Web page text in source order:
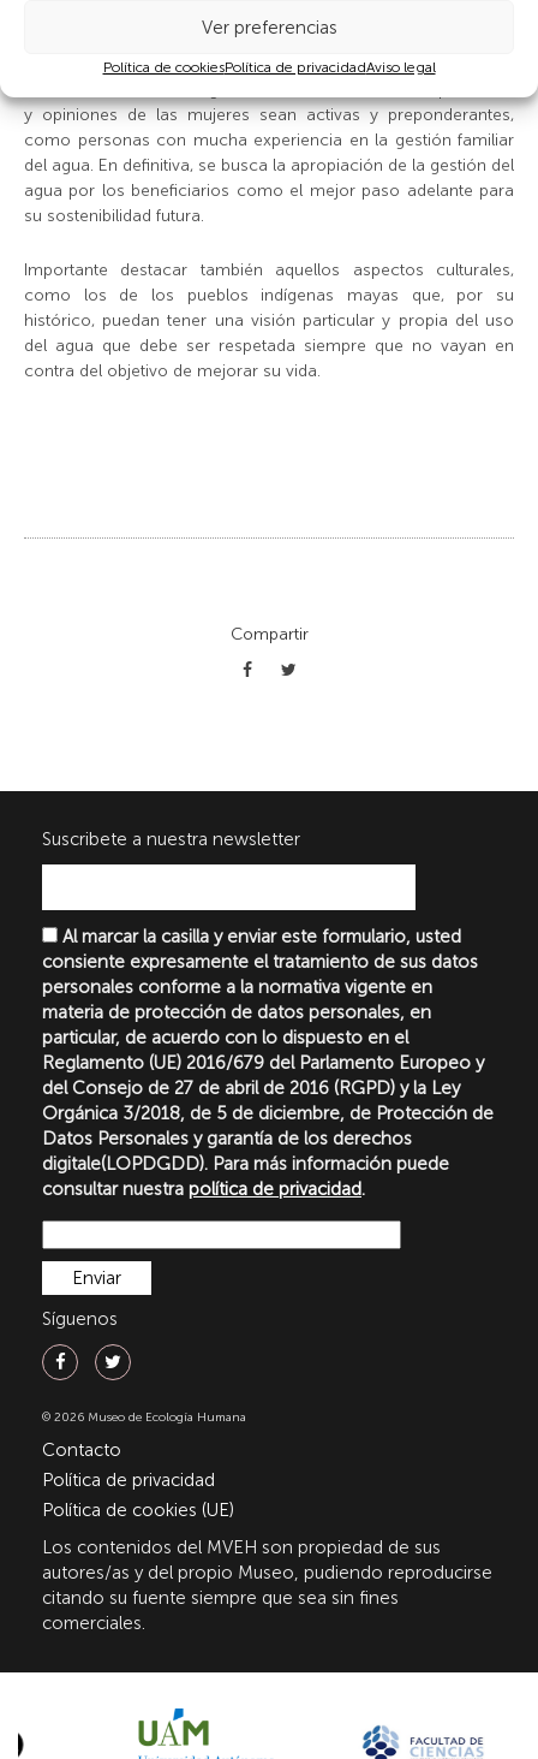
Ver preferencias
Política de cookiesPolítica de privacidadAviso legal
construcción de las infraestructuras, en la gestión futura de las
mismas, y todo ello con diferentes fórmulas de organización,
y opiniones de las mujeres sean activas y preponderantes,
como personas con mucha experiencia en la gestión familiar
del agua. En definitiva, se busca la apropiación de la gestión del
agua por los beneficiarios como el mejor paso adelante para
su sostenibilidad futura.
Importante destacar también aquellos aspectos culturales,
como los de los pueblos indígenas mayas que, por su
histórico, puedan tener una visión particular y propia del uso
del agua que debe ser respetada siempre que no vayan en
contra del objetivo de mejorar su vida.
Compartir
Suscribete a nuestra newsletter
Al marcar la casilla y enviar este formulario, usted
consiente expresamente el tratamiento de sus datos
personales conforme a la normativa vigente en
materia de protección de datos personales, en
particular, de acuerdo con lo dispuesto en el
Reglamento (UE) 2016/679 del Parlamento Europeo y
del Consejo de 27 de abril de 2016 (RGPD) y la Ley
Orgánica 3/2018, de 5 de diciembre, de Protección de
Datos Personales y garantía de los derechos
digitale(LOPDGDD). Para más información puede
consultar nuestra política de privacidad.
Síguenos
© 2026 Museo de Ecología Humana
Contacto
Política de privacidad
Política de cookies (UE)
Los contenidos del MVEH son propiedad de sus
autores/as y del propio Museo, pudiendo reproducirse
citando su fuente siempre que sea sin fines
comerciales.